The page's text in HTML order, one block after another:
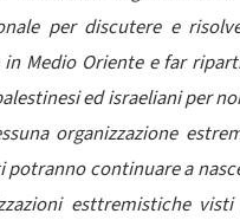
per discutere e
Medio Oriente e far
ed israeliani per
organizzazione
continuare a
esttremistiche